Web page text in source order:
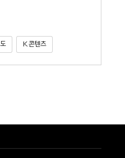
K콘텐츠